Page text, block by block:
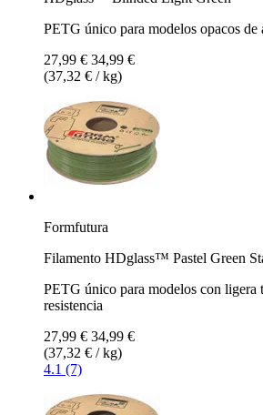
PETG único para modelos opacos de
27,99 € 34,99 €
(37,32 € / kg)
Formfutura
Filamento HDglass™ Pastel Green
PETG único para modelos con ligera
resistencia
27,99 € 34,99 €
(37,32 € / kg)
4.1 (7)